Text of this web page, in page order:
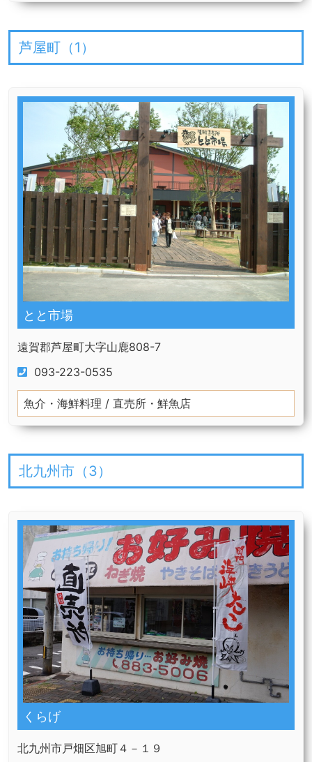
芦屋町（1 ）
とと市場
遠賀郡芦屋町大字山鹿808-7
093-223-0535
魚介・海鮮料理 / 直売所・鮮魚店
北九州市（3）
くらげ
北九州市戸畑区旭町４－１９